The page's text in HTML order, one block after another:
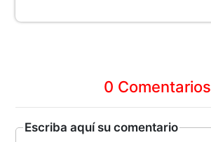
0 Comentarios
Escriba aquí su comentario